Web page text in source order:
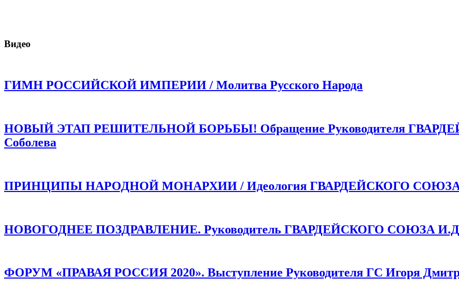
Видео
ГИМН РОССИЙСКОЙ ИМПЕРИИ / Молитва Русского Народа
НОВЫЙ ЭТАП РЕШИТЕЛЬНОЙ БОРЬБЫ! Обращение Руководителя
Соболева
ПРИНЦИПЫ НАРОДНОЙ МОНАРХИИ / Идеология ГВАРДЕЙСКОГО
НОВОГОДНЕЕ ПОЗДРАВЛЕНИЕ. Руководитель ГВАРДЕЙСКОГО СОЮЗА
ФОРУМ «ПРАВАЯ РОССИЯ 2020». Выступление Руководителя ГС Игоря